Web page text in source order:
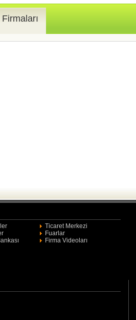
Ticaret Merkezi
Fuarlar
Firma Videoları